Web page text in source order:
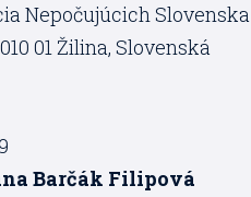
Nepočujúcich Slovenska
01 Žilina, Slovenská
Barčák Filipová